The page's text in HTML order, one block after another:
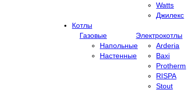
Watts
Джилекс
Котлы
Газовые
Напольные
Настенные
Электрокотлы
Arderia
Baxi
Protherm
RISPA
Stout